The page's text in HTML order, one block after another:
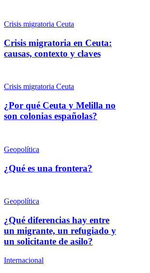
Crisis migratoria Ceuta
Crisis migratoria en Ceuta:
causas, contexto y claves
Crisis migratoria Ceuta
¿Por qué Ceuta y Melilla no
son colonias españolas?
Geopolítica
¿Qué es una frontera?
Geopolítica
¿Qué diferencias hay entre
un migrante, un refugiado y
un solicitante de asilo?
Internacional